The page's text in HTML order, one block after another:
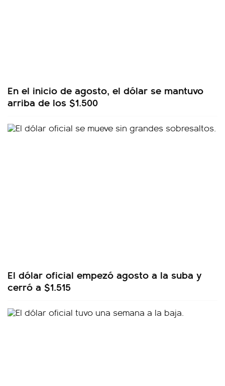
En el inicio de agosto, el dólar se mantuvo
arriba de los $1.500
El dólar oficial empezó agosto a la suba y
cerró a $1.515